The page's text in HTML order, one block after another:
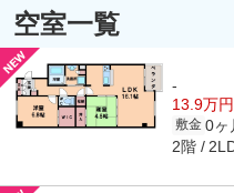
空室一覧
-
13.9万円
敷金 0ヶ
2階